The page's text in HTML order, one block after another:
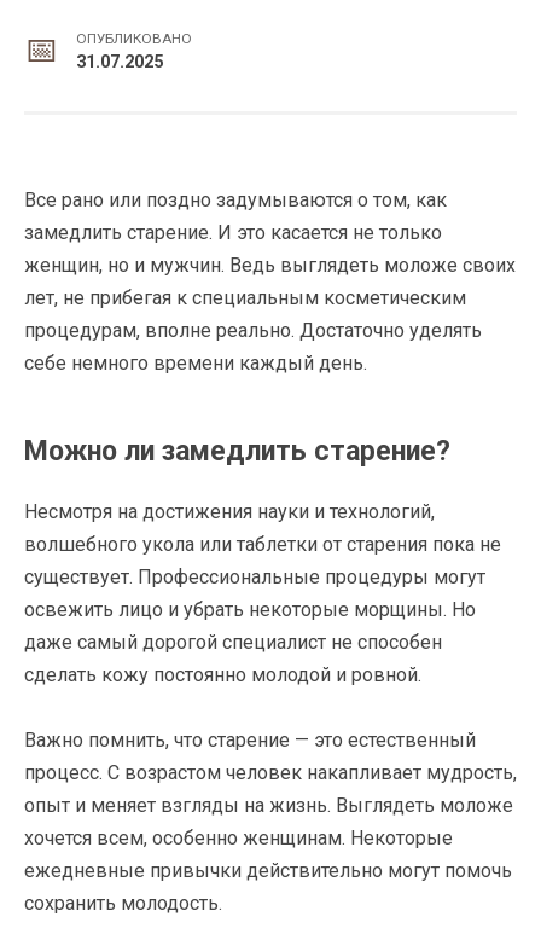
ОПУБЛИКОВАНО
31.07.2025
Все рано или поздно задумываются о том, как
замедлить старение. И это касается не только
женщин, но и мужчин. Ведь выглядеть моложе своих
лет, не прибегая к специальным косметическим
процедурам, вполне реально. Достаточно уделять
себе немного времени каждый день.
Можно ли замедлить старение?
Несмотря на достижения науки и технологий,
волшебного укола или таблетки от старения пока не
существует. Профессиональные процедуры могут
освежить лицо и убрать некоторые морщины. Но
даже самый дорогой специалист не способен
сделать кожу постоянно молодой и ровной.
Важно помнить, что старение — это естественный
процесс. С возрастом человек накапливает мудрость,
опыт и меняет взгляды на жизнь. Выглядеть моложе
хочется всем, особенно женщинам. Некоторые
ежедневные привычки действительно могут помочь
сохранить молодость.